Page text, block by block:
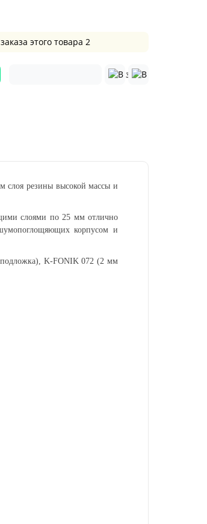
этого товара 2
слоя резины высокой массы и
слоями по 25 мм отлично
корпусом и
K-FONIK 072 (2 мм